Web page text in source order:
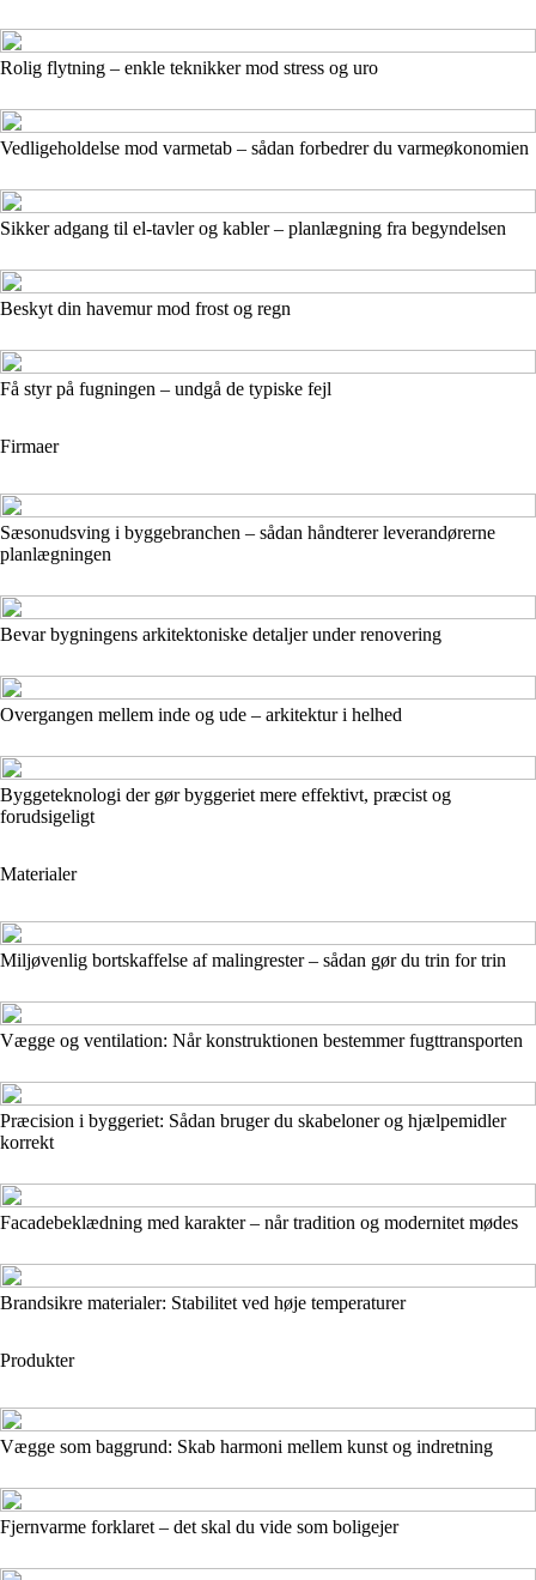
Rolig flytning – enkle teknikker mod stress og uro
Vedligeholdelse mod varmetab – sådan forbedrer du varmeøkonomien
Sikker adgang til el-tavler og kabler – planlægning fra begyndelsen
Beskyt din havemur mod frost og regn
Få styr på fugningen – undgå de typiske fejl
Firmaer
Sæsonudsving i byggebranchen – sådan håndterer leverandørerne
planlægningen
Bevar bygningens arkitektoniske detaljer under renovering
Overgangen mellem inde og ude – arkitektur i helhed
Byggeteknologi der gør byggeriet mere effektivt, præcist og
forudsigeligt
Materialer
Miljøvenlig bortskaffelse af malingrester – sådan gør du trin for trin
Vægge og ventilation: Når konstruktionen bestemmer fugttransporten
Præcision i byggeriet: Sådan bruger du skabeloner og hjælpemidler
korrekt
Facadebeklædning med karakter – når tradition og modernitet mødes
Brandsikre materialer: Stabilitet ved høje temperaturer
Produkter
Vægge som baggrund: Skab harmoni mellem kunst og indretning
Fjernvarme forklaret – det skal du vide som boligejer